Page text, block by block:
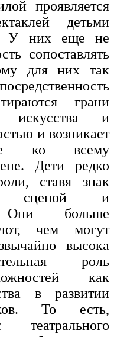
проявляется
детьми
У них еще не
сопоставлять
для них так
грани
искусства и
и возникает
ко всему
Дети редко
ставя знак
сценой и
Они больше
чем могут
высока
роль
как
в развитии
То есть,
театрального